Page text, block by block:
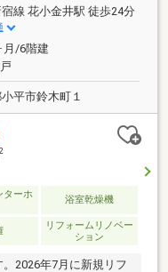
専用庭24m2付のお部
り良好・約9.3畳（トイ
車場使用権（1台分）
戸数３９戸（管理室
線 花小金井駅 徒歩24分
月/6階建
平市鈴木町１
2
ターホ
浴室乾燥機
リフォームリノベー
ション
2026年7月に新規リフ